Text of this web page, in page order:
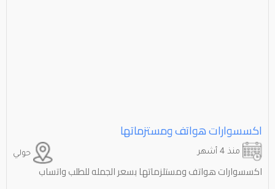
اكسسوارات هواتف ومستزماتها
حولي منذ 4 أشهر
اكسسوارات هواتف ومستلزماتها بسعر الجمله للطلب واتساب